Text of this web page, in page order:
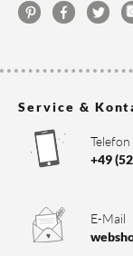
Service &
Telefon
+49
E-Mail